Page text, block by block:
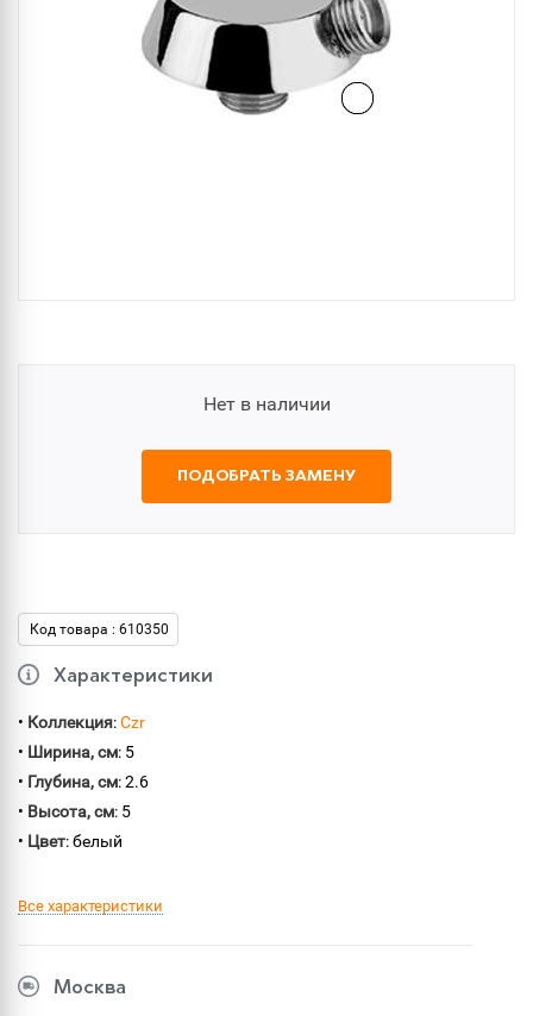
Нет в наличии
ПОДОБРАТЬ ЗАМЕНУ
Код товара : 610350
Характеристики
• Коллекция:Czr
• Ширина, см: 5
• Глубина, см: 2.6
• Высота, см: 5
• Цвет: белый
Все характеристики
Москва